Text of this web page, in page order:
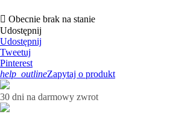
 Obecnie brak na stanie
Udostępnij
Udostępnij
Tweetuj
Pinterest
help_outlineZapytaj o produkt
30 dni na darmowy zwrot